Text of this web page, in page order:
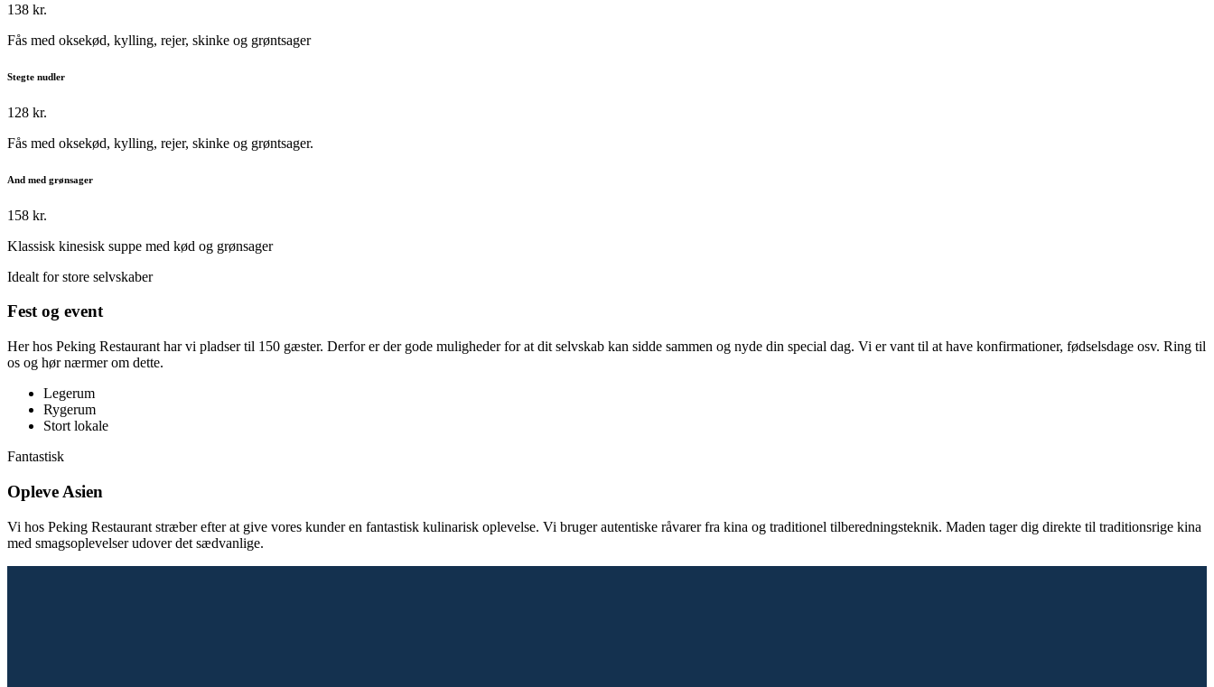
138 kr.
Fås med oksekød, kylling, rejer, skinke og grøntsager
Stegte nudler
128 kr.
Fås med oksekød, kylling, rejer, skinke og grøntsager.
And med grønsager
158 kr.
Klassisk kinesisk suppe med kød og grønsager
Idealt for store selvskaber
Fest og event
Her hos Peking Restaurant har vi pladser til 150 gæster. Derfor er der gode muligheder for at dit selvskab kan sidde sammen og nyde din special dag. Vi er vant til at have konfirmationer, fødselsdage osv. Ring til
os og hør nærmer om dette.
Legerum
Rygerum
Stort lokale
Fantastisk
Opleve Asien
Vi hos Peking Restaurant stræber efter at give vores kunder en fantastisk kulinarisk oplevelse. Vi bruger autentiske råvarer fra kina og traditionel tilberedningsteknik. Maden tager dig direkte til traditionsrige kina
med smagsoplevelser udover det sædvanlige.